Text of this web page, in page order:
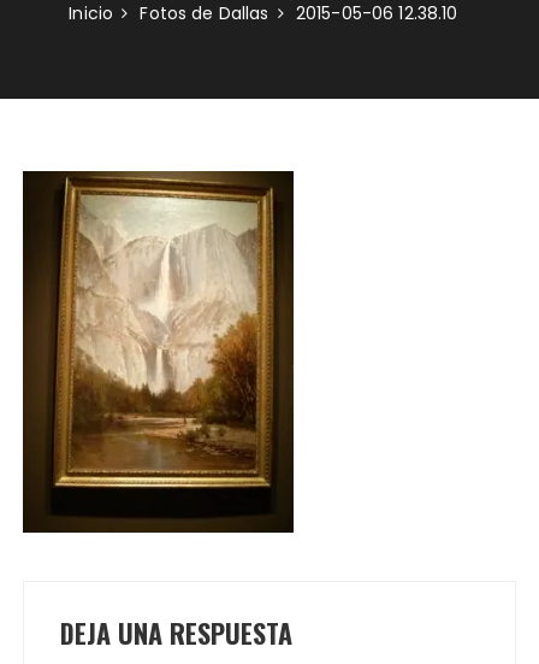
Inicio Fotos de Dallas 2015-05-06 12.38.10
DEJA UNA RESPUESTA